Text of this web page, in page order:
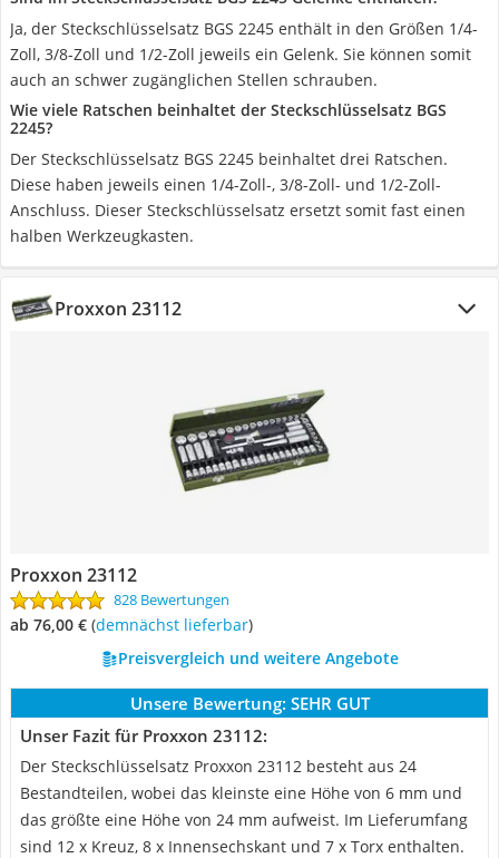
Ja, der Steckschlüsselsatz BGS 2245 enthält in den Größen 1/4-
Zoll, 3/8-Zoll und 1/2-Zoll jeweils ein Gelenk. Sie können somit
auch an schwer zugänglichen Stellen schrauben.
Wie viele Ratschen beinhaltet der Steckschlüsselsatz BGS
2245?
Der Steckschlüsselsatz BGS 2245 beinhaltet drei Ratschen.
Diese haben jeweils einen 1/4-Zoll-, 3/8-Zoll- und 1/2-Zoll-
Anschluss. Dieser Steckschlüsselsatz ersetzt somit fast einen
halben Werkzeugkasten.
Proxxon 23112
Proxxon 23112
828 Bewertungen
ab 76,00 € ( Demnächst lieferbar)
Preisvergleich und weitere Angebote
Unsere Bewertung: SEHR GUT
Unser Fazit für Proxxon 23112:
Der Steckschlüsselsatz Proxxon 23112 besteht aus 24
Bestandteilen, wobei das kleinste eine Höhe von 6 mm und
das größte eine Höhe von 24 mm aufweist. Im Lieferumfang
sind 12 x Kreuz, 8 x Innensechskant und 7 x Torx enthalten.